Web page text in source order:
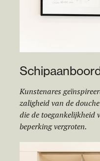
Schipaa
Kunstenares
zaligheid van de
die de toegankelijkheid
beperking vergroten.